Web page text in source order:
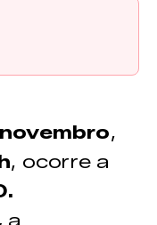
,
, ocorre a
a